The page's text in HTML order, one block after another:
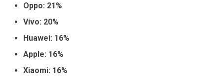
Oppo: 21%
Vivo: 20%
Huawei: 16%
Apple: 16%
Xiaomi: 16%